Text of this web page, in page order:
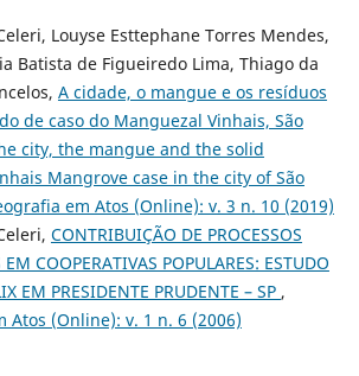
Louyse Esttephane Torres Mendes,
Batista de Figueiredo Lima, Thiago da
A cidade, o mangue e os resíduos
de caso do Manguezal Vinhais, São
city, the mangue and the solid
Mangrove case in the city of São
em Atos (Online): v. 3 n. 10 (2019)
CONTRIBUIÇÃO DE PROCESSOS
COOPERATIVAS POPULARES: ESTUDO
EM PRESIDENTE PRUDENTE – SP ,
Atos (Online): v. 1 n. 6 (2006)